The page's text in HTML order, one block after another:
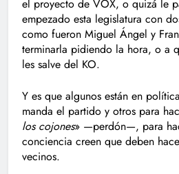
el proyecto de VOX, o quizá le
empezado esta legislatura con
como fueron Miguel Ángel y
terminarla pidiendo la hora, o a
les salve del KO.
Y es que algunos están en
manda el partido y otros para
los cojones» —perdón—, para
conciencia creen que deben
vecinos.